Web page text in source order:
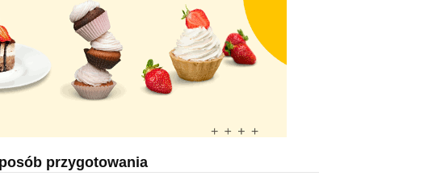
przygotowania